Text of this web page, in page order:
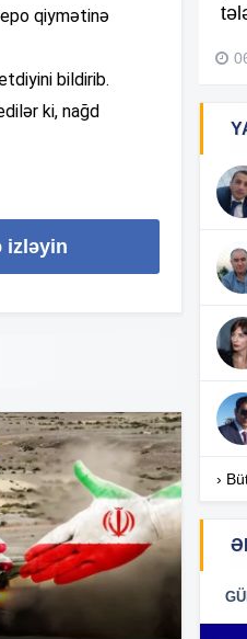
qiymətinə
bildirib.
ki, nağd
izləyin
›